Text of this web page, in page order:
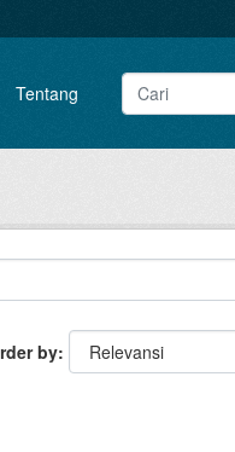
Tentang
by